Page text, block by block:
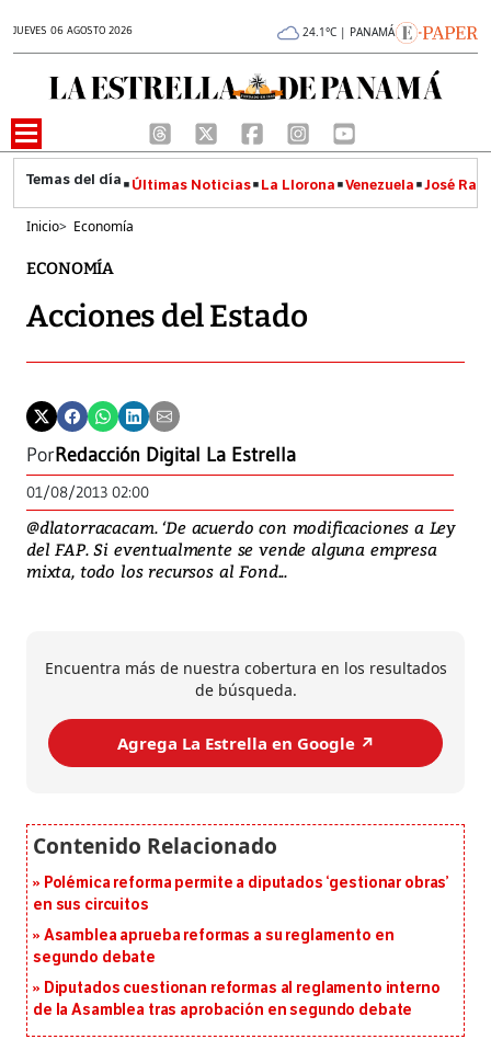
JUEVES 06 AGOSTO 2026 24.1°C | PANAMÁ
Últimas Noticias La Llorona Venezuela José
Inicio> Economía
ECONOMÍA
Acciones del Estado
PorRedacción Digital La Estrella
01/08/2013 02:00
@dlatorracacam. ‘De acuerdo con modificaciones a Ley
del FAP. Si eventualmente se vende alguna empresa
mixta, todo los recursos al Fond...
Encuentra más de nuestra cobertura en los resultados
de búsqueda.
Agrega La Estrella en Google ↗️
Polémica reforma permite a diputados ‘gestionar obras’
en sus circuitos
Asamblea aprueba reformas a su reglamento en
segundo debate
Diputados cuestionan reformas al reglamento interno
de la Asamblea tras aprobación en segundo debate